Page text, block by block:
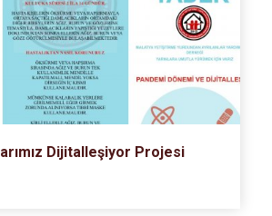
Dijitalleşiyor Projesi